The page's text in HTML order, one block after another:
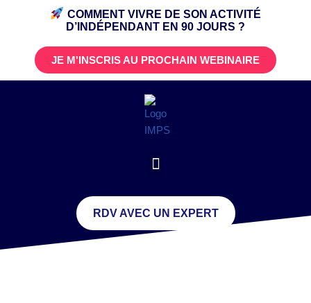
COMMENT VIVRE DE SON ACTIVITÉ
D’INDÉPENDANT EN 90 JOURS ?
JE M'INSCRIS AU PROCHAIN WEBINAIRE
RDV AVEC UN EXPERT